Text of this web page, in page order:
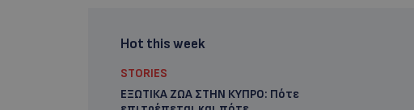
Hot this week
STORIES
ΕΞΩΤΙΚΑ ΖΩΑ ΣΤΗΝ ΚΥΠΡΟ: Πότε